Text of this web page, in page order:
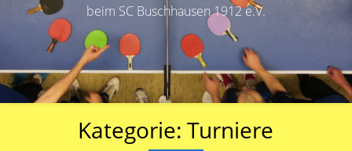
beim SC Buschhausen 1912 e.V.
Kategorie:Turniere